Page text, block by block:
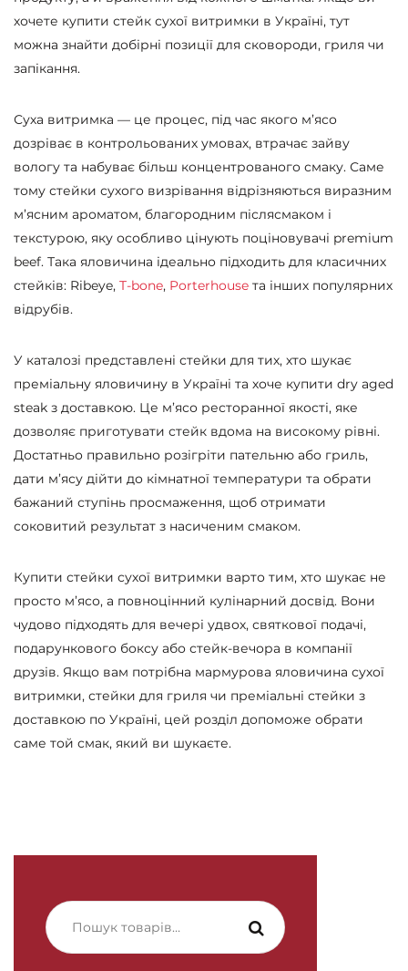
хочете купити стейк сухої витримки в Україні, тут
можна знайти добірні позиції для сковороди, гриля чи
запікання.
Суха витримка — це процес, під час якого м’ясо
дозріває в контрольованих умовах, втрачає зайву
вологу та набуває більш концентрованого смаку. Саме
тому стейки сухого визрівання відрізняються виразним
м’ясним ароматом, благородним післясмаком і
текстурою, яку особливо цінують поціновувачі premium
beef. Така яловичина ідеально підходить для класичних
стейків: Ribeye, T-bone, Porterhouse та інших популярних
відрубів.
У каталозі представлені стейки для тих, хто шукає
преміальну яловичину в Україні та хоче купити dry aged
steak з доставкою. Це м’ясо ресторанної якості, яке
дозволяє приготувати стейк вдома на високому рівні.
Достатньо правильно розігріти пательню або гриль,
дати м’ясу дійти до кімнатної температури та обрати
бажаний ступінь просмаження, щоб отримати
соковитий результат з насиченим смаком.
Купити стейки сухої витримки варто тим, хто шукає не
просто м’ясо, а повноцінний кулінарний досвід. Вони
чудово підходять для вечері удвох, святкової подачі,
подарункового боксу або стейк-вечора в компанії
друзів. Якщо вам потрібна мармурова яловичина сухої
витримки, стейки для гриля чи преміальні стейки з
доставкою по Україні, цей розділ допоможе обрати
саме той смак, який ви шукаєте.
Шукати: